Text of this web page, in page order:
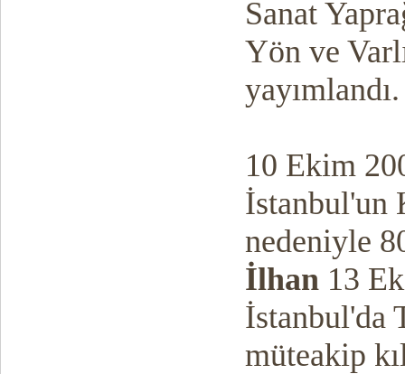
Sanat
Yön ve
yayımlandı.
10 Ekim
İstanbul'un
nedeniyle
İlhan 13
İstanbul'da
müteakip